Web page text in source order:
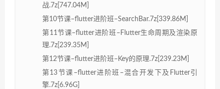
战.7z[747.04M]
第10节课–flutter进阶班–SearchBar.7z[339.86M]
第11节课–flutter进阶班–Flutter生命周期及渲染原
理.7z[239.35M]
第12节课–flutter进阶班–Key的原理.7z[239.23M]
第13节课–flutter进阶班–混合开发下及Flutter引
擎.7z[6.96G]